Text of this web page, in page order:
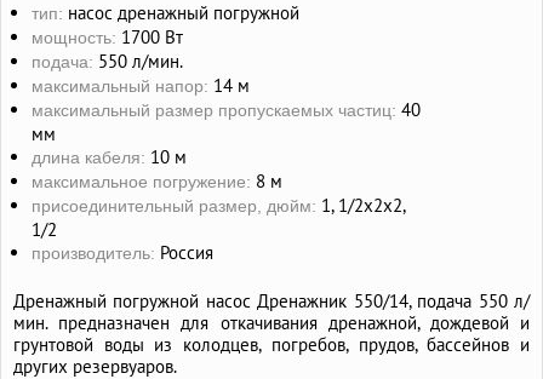
тип: насос дренажный погружной
мощность: 1700 Вт
подача: 550 л/мин.
максимальный напор: 14 м
максимальный размер пропускаемых частиц: 40
мм
длина кабеля: 10 м
максимальное погружение: 8 м
присоединительный размер, дюйм: 1, 1/2х2х2,
1/2
производитель: Россия
Дренажный погружной насос Дренажник 550/14, подача 550 л/
мин. предназначен для откачивания дренажной, дождевой и
грунтовой воды из колодцев, погребов, прудов, бассейнов и
других резервуаров.